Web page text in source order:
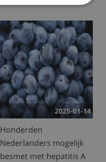
2025-01-14
Honderden
Nederlanders mogelijk
besmet met hepatitis A